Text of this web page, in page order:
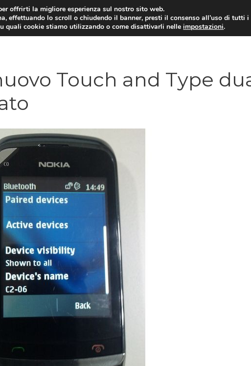
TARIFFE E PROMOZIONI
Touch and Type
offrirti la migliore esperienza sul nostro sito web.
effettuando lo scroll o chiudendo il banner, presti il consenso all’uso di tutti
quali cookie stiamo utilizzando o come disattivarli nelleimpostazioni.